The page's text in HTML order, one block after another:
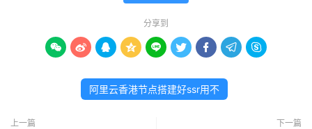
分享到
        
阿里云香港节点搭建好ssr用不
上一篇 下一篇